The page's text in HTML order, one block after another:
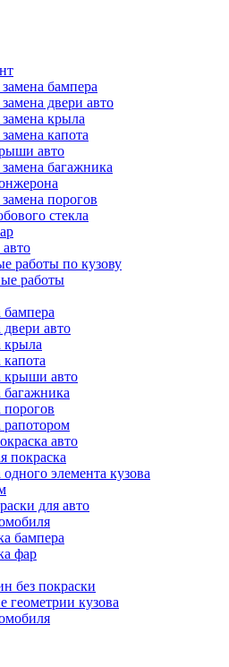
бампера
двери авто
крыла
капота
авто
багажника
порогов
стекла
работы по кузову
работы
бампера
авто
крыла
крыши авто
багажника
порогов
рапотором
авто
покраска
элемента кузова
для авто
бампера
фар
без покраски
геометрии кузова